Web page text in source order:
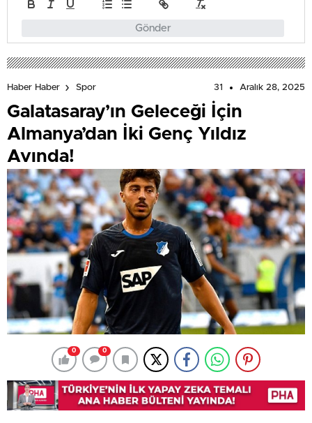
Gönder
Haber Haber Spor 31 Aralık 28, 2025
Galatasaray’ın Geleceği İçin
Almanya’dan İki Genç Yıldız
Avında!
0 0